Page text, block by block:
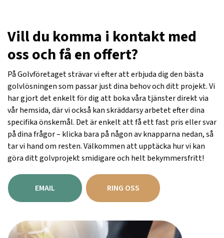
Vill du komma i kontakt med
oss och få en offert?
På Golvföretaget strävar vi efter att erbjuda dig den bästa
golvlösningen som passar just dina behov och ditt projekt. Vi
har gjort det enkelt för dig att boka våra tjänster direkt via
vår hemsida, där vi också kan skräddarsy arbetet efter dina
specifika önskemål. Det är enkelt att få ett fast pris eller svar
på dina frågor – klicka bara på någon av knapparna nedan, så
tar vi hand om resten. Välkommen att upptäcka hur vi kan
göra ditt golvprojekt smidigare och helt bekymmersfritt!
EMAIL RING OSS